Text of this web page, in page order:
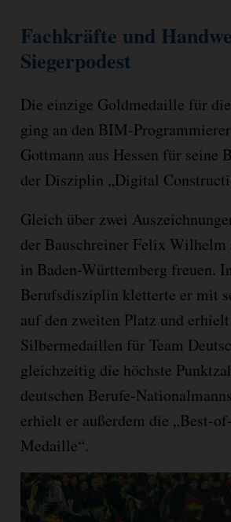
Fachkräfte und
Siegerpodest
Die einzige Goldmedaille für
ging an den BIM-
Gottmann aus Hessen für seine
der Disziplin „Digital
Gleich über zwei
der Bauschreiner Felix Wilhelm
in Baden-Württemberg freuen.
Berufsdisziplin kletterte er mit
auf den zweiten Platz und
Silbermedaillen für Team
gleichzeitig die höchste
deutschen Berufe-
erhielt er außerdem die „Best-
Medaille“.